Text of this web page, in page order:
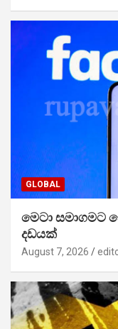
GLOBAL
මෙටා සමාගමට
දඩයක්
August 7, 2026